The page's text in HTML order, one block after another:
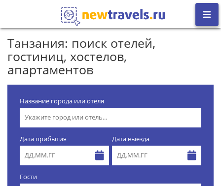
Танзания: поиск отелей,
гостиниц, хостелов,
апартаментов
Название города или отеля
Дата прибытия Дата выезда
Гости